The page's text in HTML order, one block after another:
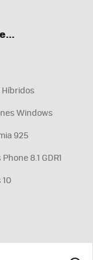
Windows
925
8.1 GDR1